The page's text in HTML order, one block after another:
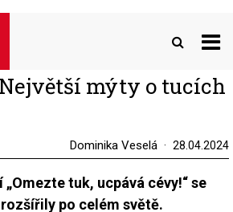
Největší mýty o tucích
Dominika Veselá 28.04.2024
tuk, ucpává cévy!“ se
po celém světě.